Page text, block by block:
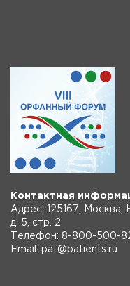
Контактная
Адрес: 125167, Москва,
д. 5, стр. 2
Телефон: 8-800-500-
Email: pat@patients.ru